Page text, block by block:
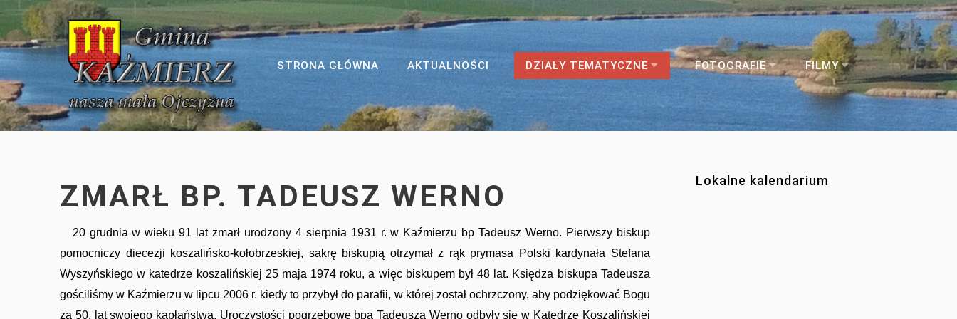
STRONA GŁÓWNA AKTUALNOŚCI DZIAŁY TEMATYCZNE FOTOGRAFIE FILMY
Lokalne kalendarium
ZMARŁ BP. TADEUSZ WERNO
20 grudnia w wieku 91 lat zmarł urodzony 4 sierpnia 1931 r. w Kaźmierzu bp Tadeusz Werno. Pierwszy biskup
pomocniczy diecezji koszalińsko-kołobrzeskiej, sakrę biskupią otrzymał z rąk prymasa Polski kardynała Stefana
Wyszyńskiego w katedrze koszalińskiej 25 maja 1974 roku, a więc biskupem był 48 lat. Księdza biskupa Tadeusza
gościliśmy w Kaźmierzu w lipcu 2006 r. kiedy to przybył do parafii, w której został ochrzczony, aby podziękować Bogu
za 50. lat swojego kapłaństwa. Uroczystości pogrzebowe bpa Tadeusza Werno odbyły się w Katedrze Koszalińskiej
Polityka Prywatności
Dawniej i dziś
Roczniki Szkolne
Szkoła Bytyń
Szkoła Gaj Wielki
Szkoła Kaźmierz
Z dawnych szkół i przedszkoli
Gmina Kaźmierz
Kalendarium
Koncerty
Turnieje